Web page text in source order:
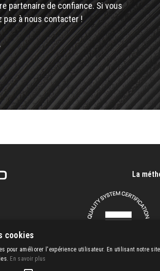
partenaire de confiance. Si vous
pas à nous contacter !
La
cookies
pour améliorer l'expérience utilisateur. En utilisant notre
En savoir plus